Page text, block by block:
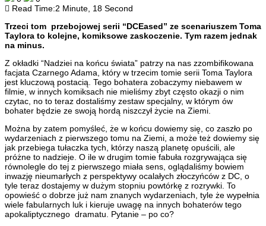
Read Time:2 Minute, 18 Second
Trzeci tom przebojowej serii “DCEased” ze scenariuszem Toma
Taylora to kolejne, komiksowe zaskoczenie. Tym razem jednak
na minus.
Z okładki “Nadziei na końcu świata” patrzy na nas zzombifikowana
facjata Czarnego Adama, który w trzecim tomie serii Toma Taylora
jest kluczową postacią. Tego bohatera zobaczymy niebawem w
filmie, w innych komiksach nie mieliśmy zbyt często okazji o nim
czytac, no to teraz dostaliśmy zestaw specjalny, w którym ów
bohater będzie ze swoją hordą niszczył życie na Ziemi.
Można by zatem pomyśleć, że w końcu dowiemy się, co zaszło po
wydarzeniach z pierwszego tomu na Ziemi, a może też dowiemy się
jak przebiega tułaczka tych, którzy naszą planetę opuścili, ale
próżne to nadzieje. O ile w drugim tomie fabuła rozgrywająca się
równolegle do tej z pierwszego miała sens, oglądaliśmy bowiem
inwazję nieumarłych z perspektywy ocalałych złoczyńców z DC, o
tyle teraz dostajemy w dużym stopniu powtórkę z rozrywki. To
opowieść o dobrze już nam znanych wydarzeniach, tyle że wypełnia
wiele fabularnych luk i kieruje uwagę na innych bohaterów tego
apokaliptycznego dramatu. Pytanie – po co?